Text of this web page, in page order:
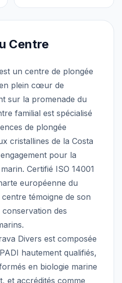
Centre
un centre de plongée
plein cœur de
sur la promenade du
familial est spécialisé
de plongée
cristallines de la Costa
pour la
Certifié ISO 14001
européenne du
témoigne de son
des
Divers est composée
hautement qualifiés,
en biologie marine
et accrédités comme